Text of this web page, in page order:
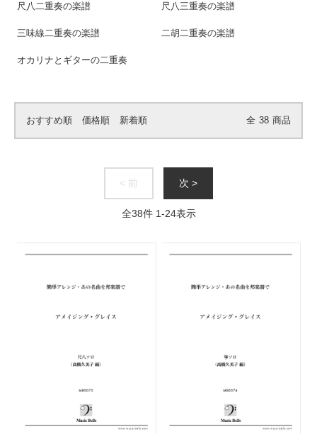
尺八二重奏の楽譜 尺八三重奏の楽譜
三味線二重奏の楽譜 二胡二重奏の楽譜
オカリナとギターの二重奏
おすすめ順 価格順 新着順 全 38 商品
< 前 次 >
全38件 1-24表示